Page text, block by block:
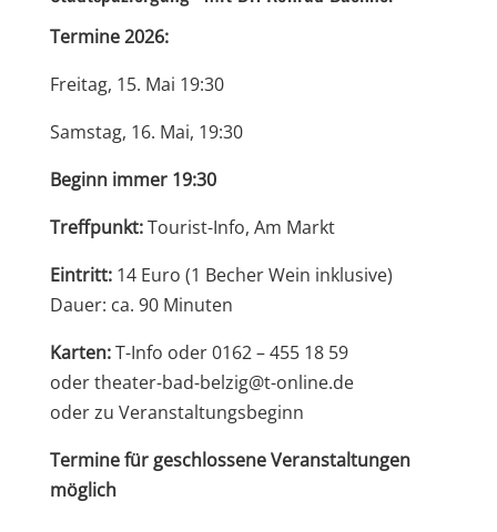
Termine 2026:
Freitag, 15. Mai 19:30
Samstag, 16. Mai, 19:30
Beginn immer 19:30
Treffpunkt:Tourist-Info, Am Markt
Eintritt:14 Euro (1 Becher Wein inklusive)
Dauer: ca. 90 Minuten
Karten:T-Info oder 0162 – 455 18 59
oder theater-bad-belzig@t-online.de
oder zu Veranstaltungsbeginn
Termine für geschlossene Veranstaltungen
möglich